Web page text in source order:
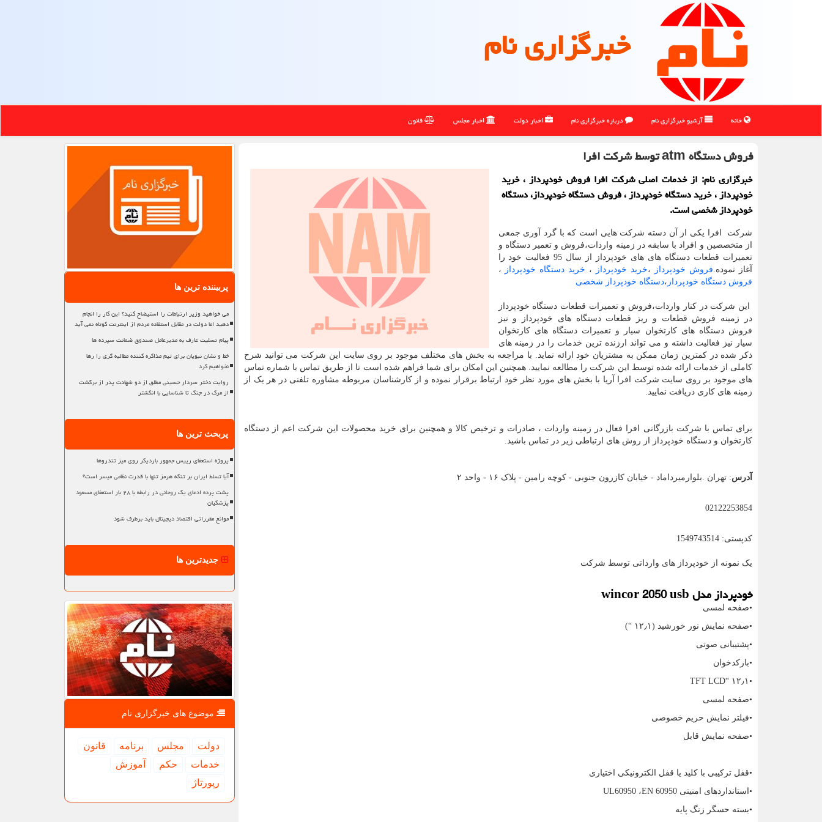
خبرگزاری نام
خانه آرشیو خبرگزاری نام درباره خبرگزاری نام اخبار دولت اخبار مجلس قانون
فروش دستگاه atm توسط شركت افرا
خبرگزاری نام: از خدمات اصلی شركت افرا فروش خودپرداز ، خرید
خودپرداز ، خرید دستگاه خودپرداز ، فروش دستگاه خودپرداز، دستگاه
خودپرداز شخصی است.
شرکت افرا یکی از آن دسته شرکت هایی است که با گرد آوری جمعی
از متخصصین و افراد با سابقه در زمینه واردات،فروش و تعمیر دستگاه و
تعمیرات قطعات دستگاه های های خودپرداز از سال 95 فعالیت خود را
آغاز نموده.فروش خودپرداز ،خرید خودپرداز ، خرید دستگاه خودپرداز
،
فروش دستگاه خودپرداز ،دستگاه خودپرداز شخصی
این شرکت در کنار واردات،فروش و تعمیرات قطعات دستگاه خودپرداز
در زمینه فروش قطعات و ریز قطعات دستگاه های خودپرداز و نیز
فروش دستگاه های کارتخوان سیار و تعمیرات دستگاه های کارتخوان
سیار نیز فعالیت داشته و می تواند ارزنده ترین خدمات را در زمینه های
ذکر شده در کمترین زمان ممکن به مشتریان خود ارائه نماید. با مراجعه به بخش های مختلف موجود بر روی سایت این شرکت می توانید شرح
کاملی از خدمات ارائه شده توسط این شرکت را مطالعه نمایید. همچنین این امکان برای شما فراهم شده است تا از طریق تماس با شماره تماس
های موجود بر روی سایت شرکت افرا آریا با بخش های مورد نظر خود ارتباط برقرار نموده و از کارشناسان مربوطه مشاوره تلفنی در هر یک از
زمینه های کاری دریافت نمایید.
برای تماس با شرکت بازرگانی افرا فعال در زمینه واردات ، صادرات و ترخیص کالا و همچنین برای خرید محصولات این شرکت اعم از دستگاه
کارتخوان و دستگاه خودپرداز از روش های ارتباطی زیر در تماس باشید.
آدرس: تهران .بلوارمیرداماد - خیابان کازرون جنوبی - کوچه رامین - پلاک ۱۶ - واحد ۲
02122253854
کدپستی: 1549743514
یک نمونه از خودپرداز های وارداتی توسط شرکت
خودپرداز مدلwincor 2050 usb
•صفحه لمسی
•صفحه نمایش نور خورشید (۱۲٫۱ “)
•پشتیبانی صوتی
•بارکدخوان
•۱۲٫۱ “
TFT LCD
•صفحه لمسی
•فیلتر نمایش حریم خصوصی
•صفحه نمایش قابل
•قفل ترکیبی با کلید یا قفل الکترونیکی اختیاری
•استانداردهای امنیتی EN 60950، UL60950
•بسته حسگر زنگ پایه
پربیننده ترین ها
می خواهید وزیر ارتباطات را استیضاح کنید؟ این کار را انجام
دهید اما دولت در مقابل استفاده مردم از اینترنت کوتاه نمی آید
پیام تسلیت عارف به مدیرعامل صندوق ضمانت سپرده ها
خط و نشان نبویان برای تیم مذاکره کننده مطالبه گری را رها
نخواهیم کرد
روایت دختر سردار حسینی مطلق از دو شهادت پدر از برگشت
از مرگ در جنگ تا شناسایی با انگشتر
پربحث ترین ها
پروژه استعفای رییس جمهور باردیگر روی میز تندروها
آیا تسلط ایران بر تنگه هرمز تنها با قدرت نظامی میسر است؟
پشت پرده ادعای یک روحانی در رابطه با ۲۸ بار استعفای مسعود
پزشکیان
موانع مقرراتی اقتصاد دیجیتال باید برطرف شود
جدیدترین ها
موضوع های خبرگزاری نام
دولت مجلس برنامه
قانون
خدمات
حكم
آموزش
رپورتاژ